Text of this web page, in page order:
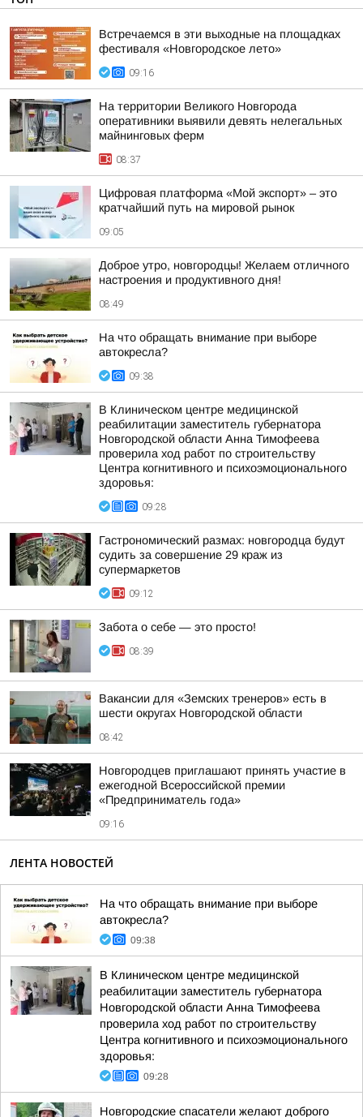
Встречаемся в эти выходные на площадках
фестиваля «Новгородское лето»
09:16
На территории Великого Новгорода
оперативники выявили девять нелегальных
майнинговых ферм
08:37
Цифровая платформа «Мой экспорт» – это
кратчайший путь на мировой рынок
09:05
Доброе утро, новгородцы! Желаем отличного
настроения и продуктивного дня!
08:49
На что обращать внимание при выборе
автокресла?
09:38
В Клиническом центре медицинской
реабилитации заместитель губернатора
Новгородской области Анна Тимофеева
проверила ход работ по строительству
Центра когнитивного и психоэмоционального
здоровья:
09:28
Гастрономический размах: новгородца будут
судить за совершение 29 краж из
супермаркетов
09:12
Забота о себе — это просто!
08:39
Вакансии для «Земских тренеров» есть в
шести округах Новгородской области
08:42
Новгородцев приглашают принять участие в
ежегодной Всероссийской премии
«Предприниматель года»
09:16
ЛЕНТА НОВОСТЕЙ
На что обращать внимание при выборе
автокресла?
09:38
В Клиническом центре медицинской
реабилитации заместитель губернатора
Новгородской области Анна Тимофеева
проверила ход работ по строительству
Центра когнитивного и психоэмоционального
здоровья:
09:28
Новгородские спасатели желают доброго